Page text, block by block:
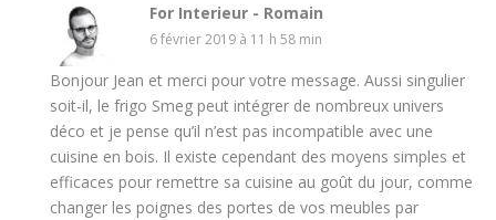
For Interieur - Romain
6 février 2019 à 11 h 58 min
Bonjour Jean et merci pour votre message. Aussi singulier
soit-il, le frigo Smeg peut intégrer de nombreux univers
déco et je pense qu’il n’est pas incompatible avec une
cuisine en bois. Il existe cependant des moyens simples et
efficaces pour remettre sa cuisine au goût du jour, comme
changer les poignes des portes de vos meubles par